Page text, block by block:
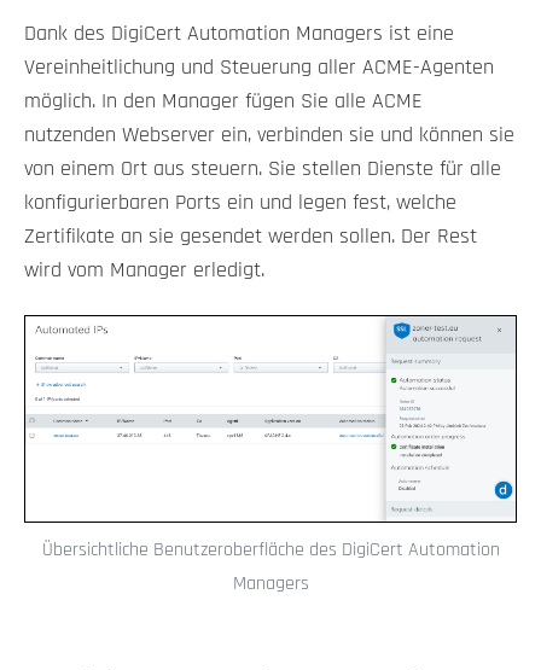
Dank des DigiCert Automation Managers ist eine
Vereinheitlichung und Steuerung aller ACME-Agenten
möglich. In den Manager fügen Sie alle ACME
nutzenden Webserver ein, verbinden sie und können sie
von einem Ort aus steuern. Sie stellen Dienste für alle
konfigurierbaren Ports ein und legen fest, welche
Zertifikate an sie gesendet werden sollen. Der Rest
wird vom Manager erledigt.
Übersichtliche Benutzeroberfläche des DigiCert Automation
Managers